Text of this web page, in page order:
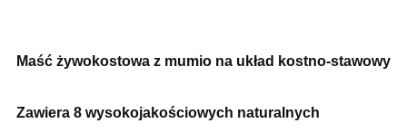
Maść żywokostowa z mumio na układ kostno-stawowy
Zawiera 8 wysokojakościowych naturalnych